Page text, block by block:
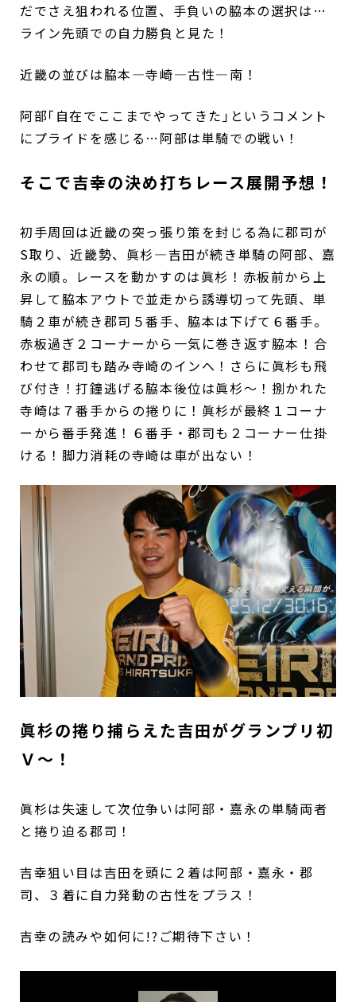
だでさえ狙われる位置、手負いの脇本の選択は…
ライン先頭での自力勝負と見た！
近畿の並びは脇本―寺崎―古性―南！
阿部｢自在でここまでやってきた｣というコメント
にプライドを感じる…阿部は単騎での戦い！
そこで吉幸の決め打ちレース展開予想！
初手周回は近畿の突っ張り策を封じる為に郡司が
S取り、近畿勢、眞杉―吉田が続き単騎の阿部、嘉
永の順。レースを動かすのは眞杉！赤板前から上
昇して脇本アウトで並走から誘導切って先頭、単
騎２車が続き郡司５番手、脇本は下げて６番手。
赤板過ぎ２コーナーから一気に巻き返す脇本！合
わせて郡司も踏み寺崎のインへ！さらに眞杉も飛
び付き！打鐘逃げる脇本後位は眞杉～！捌かれた
寺崎は７番手からの捲りに！眞杉が最終１コーナ
ーから番手発進！６番手・郡司も２コーナー仕掛
ける！脚力消耗の寺崎は車が出ない！
眞杉の捲り捕らえた吉田がグランプリ初
Ｖ～！
眞杉は失速して次位争いは阿部・嘉永の単騎両者
と捲り迫る郡司！
吉幸狙い目は吉田を頭に２着は阿部・嘉永・郡
司、３着に自力発動の古性をプラス！
吉幸の読みや如何に!?ご期待下さい！